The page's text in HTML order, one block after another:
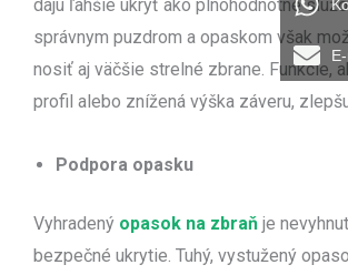
dajú ľahšie ukryť ako plnohodnotné
správnym puzdrom a opaskom však
nosiť aj väčšie strelné zbrane. Funkcie,
profil alebo znížená výška záveru,
Podpora opasku
Vyhradený opasok na zbraň je
bezpečné ukrytie. Tuhý, vystužený